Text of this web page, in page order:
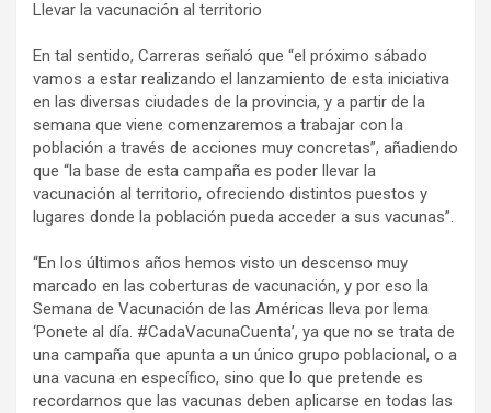
Llevar la vacunación al territorio
En tal sentido, Carreras señaló que “el próximo sábado
vamos a estar realizando el lanzamiento de esta iniciativa
en las diversas ciudades de la provincia, y a partir de la
semana que viene comenzaremos a trabajar con la
población a través de acciones muy concretas”, añadiendo
que “la base de esta campaña es poder llevar la
vacunación al territorio, ofreciendo distintos puestos y
lugares donde la población pueda acceder a sus vacunas”.
“En los últimos años hemos visto un descenso muy
marcado en las coberturas de vacunación, y por eso la
Semana de Vacunación de las Américas lleva por lema
‘Ponete al día. #CadaVacunaCuenta’, ya que no se trata de
una campaña que apunta a un único grupo poblacional, o a
una vacuna en específico, sino que lo que pretende es
recordarnos que las vacunas deben aplicarse en todas las